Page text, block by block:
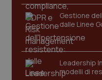
Gestione
dalle Linee
Leadership
modelli di
session-id